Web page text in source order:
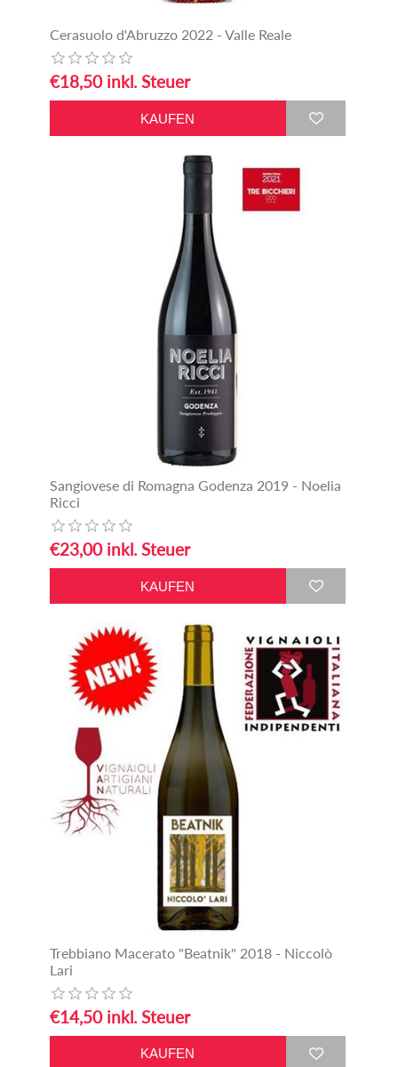
Cerasuolo d'Abruzzo 2022 - Valle Reale
€18,50 inkl. Steuer
Sangiovese di Romagna Godenza 2019 - Noelia
Ricci
€23,00 inkl. Steuer
Trebbiano Macerato "Beatnik" 2018 - Niccolò
Lari
€14,50 inkl. Steuer